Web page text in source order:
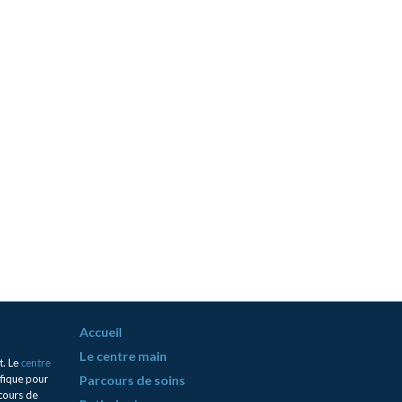
Le centre
pour
de
Accueil
Le centre main
Parcours de soins